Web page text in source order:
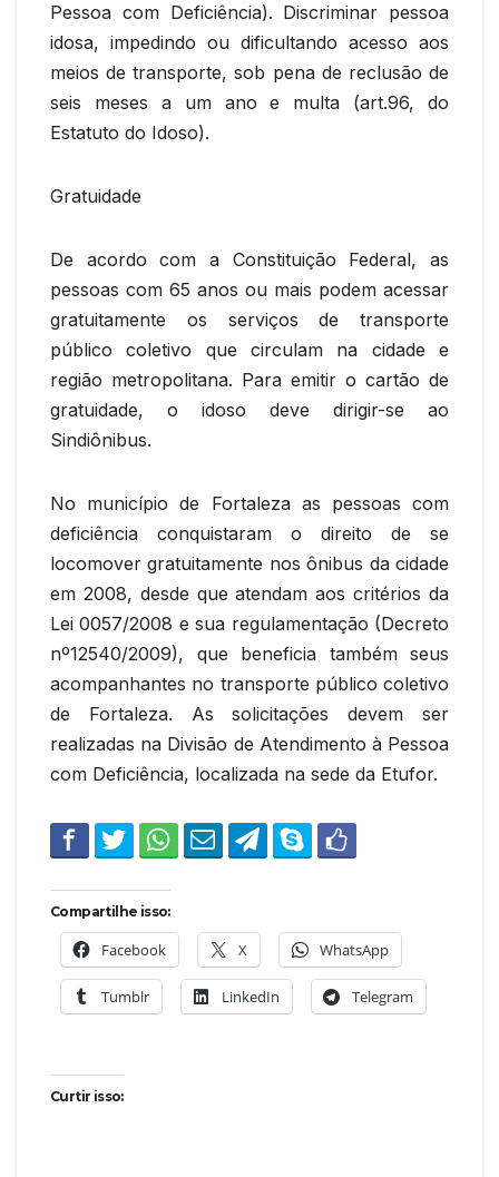
Pessoa com Deficiência). Discriminar pessoa
idosa, impedindo ou dificultando acesso aos
meios de transporte, sob pena de reclusão de
seis meses a um ano e multa (art.96, do
Estatuto do Idoso).
Gratuidade
De acordo com a Constituição Federal, as
pessoas com 65 anos ou mais podem acessar
gratuitamente os serviços de transporte
público coletivo que circulam na cidade e
região metropolitana. Para emitir o cartão de
gratuidade, o idoso deve dirigir-se ao
Sindiônibus.
No município de Fortaleza as pessoas com
deficiência conquistaram o direito de se
locomover gratuitamente nos ônibus da cidade
em 2008, desde que atendam aos critérios da
Lei 0057/2008 e sua regulamentação (Decreto
nº12540/2009), que beneficia também seus
acompanhantes no transporte público coletivo
de Fortaleza. As solicitações devem ser
realizadas na Divisão de Atendimento à Pessoa
com Deficiência, localizada na sede da Etufor.
Compartilhe isso:
Facebook X WhatsApp
Tumblr LinkedIn Telegram
Curtir isso: